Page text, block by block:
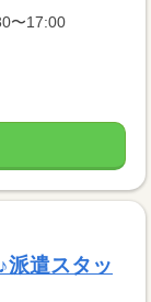
〜17:00
遣スタッ